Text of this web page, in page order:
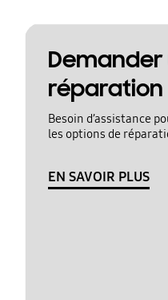
Demander
réparation
Besoin d’assistance
les options de
EN SAVOIR PLUS